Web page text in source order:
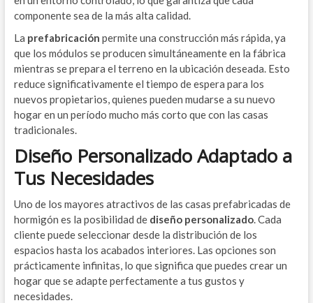
componente sea de la más alta calidad.
La prefabricación permite una construcción más rápida, ya
que los módulos se producen simultáneamente en la fábrica
mientras se prepara el terreno en la ubicación deseada. Esto
reduce significativamente el tiempo de espera para los
nuevos propietarios, quienes pueden mudarse a su nuevo
hogar en un período mucho más corto que con las casas
tradicionales.
Diseño Personalizado Adaptado a
Tus Necesidades
Uno de los mayores atractivos de las casas prefabricadas de
hormigón es la posibilidad de diseño personalizado. Cada
cliente puede seleccionar desde la distribución de los
espacios hasta los acabados interiores. Las opciones son
prácticamente infinitas, lo que significa que puedes crear un
hogar que se adapte perfectamente a tus gustos y
necesidades.